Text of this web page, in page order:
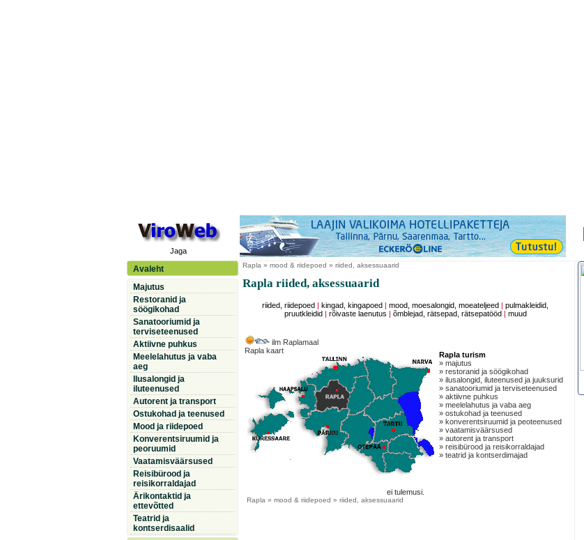
Jaga
Avaleht
Majutus
Restoranid ja
söögikohad
Sanatooriumid ja
terviseteenused
Aktiivne puhkus
Meelelahutus ja vaba
aeg
Ilusalongid ja
iluteenused
Autorent ja transport
Ostukohad ja teenused
Mood ja riidepoed
Konverentsiruumid ja
peoruumid
Vaatamisväärsused
Reisibürood ja
reisikorraldajad
Ärikontaktid ja
ettevõtted
Teatrid ja
kontserdisaalid
Rapla » mood & riidepoed » riided, aksessuaarid
Rapla riided, aksessuaarid
riided, riidepoed kingad, kingapoed |mood, moesalongid, moeateljeed |pulmakleidid,
pruutkleidid
rõivaste laenutus õmblejad, rätsepad, rätsepatööd muud
ilm Raplamaal
Rapla kaart
Rapla turism
» majutus
» restoranid ja söögikohad
» ilusalongid, iluteenused ja juuksurid
» sanatooriumid ja terviseteenused
» aktiivne puhkus
» meelelahutus ja vaba aeg
» ostukohad ja teenused
» konverentsiruumid ja peoteenused
» vaatamisväärsused
» autorent ja transport
» reisibürood ja reisikorraldajad
» teatrid ja kontserdimajad
ei tulemusi.
Rapla » mood & riidepoed » riided, aksessuaarid